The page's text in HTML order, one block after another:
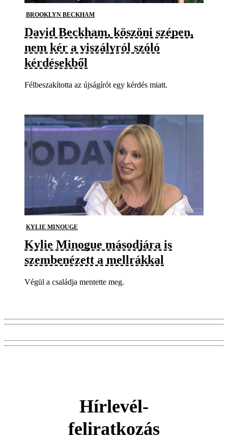
BROOKLYN BECKHAM
David Beckham, köszöni szépen,
nem kér a viszályról szóló
kérdésekből
Félbeszakította az újságírót egy kérdés miatt.
KYLIE MINOUGE
Kylie Minogue másodjára is
szembenézett a mellrákkal
Végül a családja mentette meg.
Hírlevél-
feliratkozás